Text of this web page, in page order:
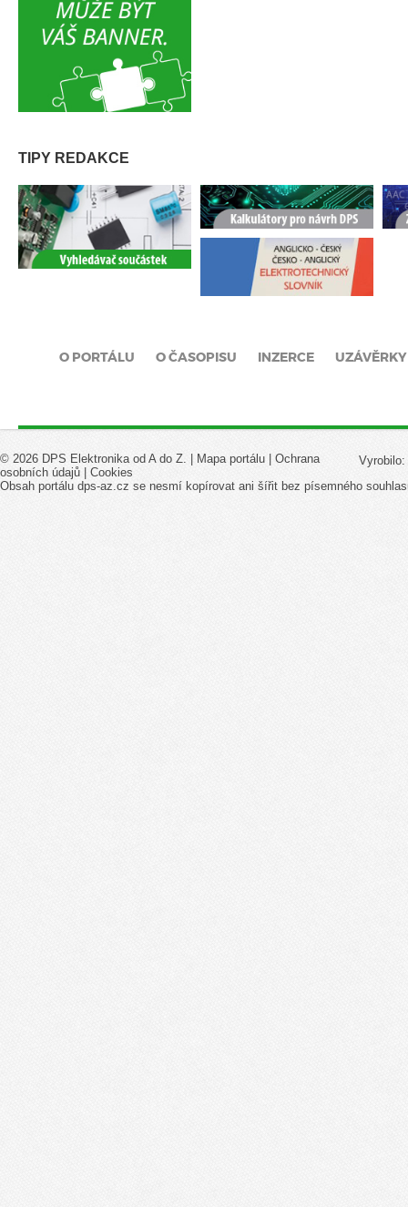
TIPY REDAKCE
O PORTÁLU O ČASOPISU INZERCE UZÁVĚRKY
Vyrobilo:
© 2026 DPS Elektronika od A do Z. | Mapa portálu
Ochrana
osobních údajů
Cookies
Obsah portálu dps-az.cz se nesmí kopírovat ani šířit bez písemného